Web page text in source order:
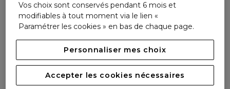
Vos choix sont conservés pendant 6 mois et
modifiables à tout moment via le lien «
Paramétrer les cookies » en bas de chaque page.
Personnaliser mes choix
Accepter les cookies nécessaires